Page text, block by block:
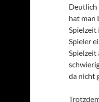
Deutlich
hat man
Spielzeit
Spieler
Spielzeit
da nicht